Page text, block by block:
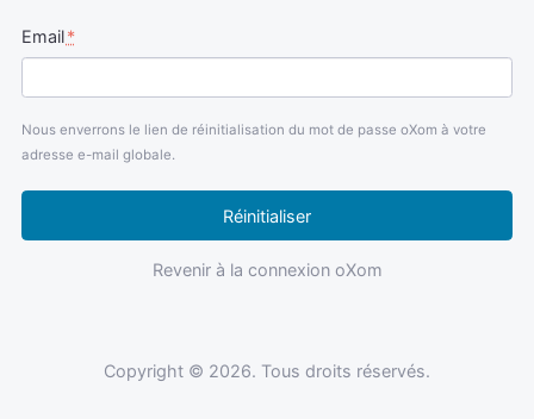
Email*
Nous enverrons le lien de réinitialisation du mot de passe oXom à votre
adresse e-mail globale.
Réinitialiser
Revenir à la connexion oXom
Copyright © 2026. Tous droits réservés.